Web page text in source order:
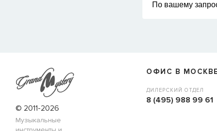
По вашему
© 2011-2026
Музыкальные
ОФИС В
ДИЛЕРСКИЙ ОТДЕЛ
8 (495) 988 99 61